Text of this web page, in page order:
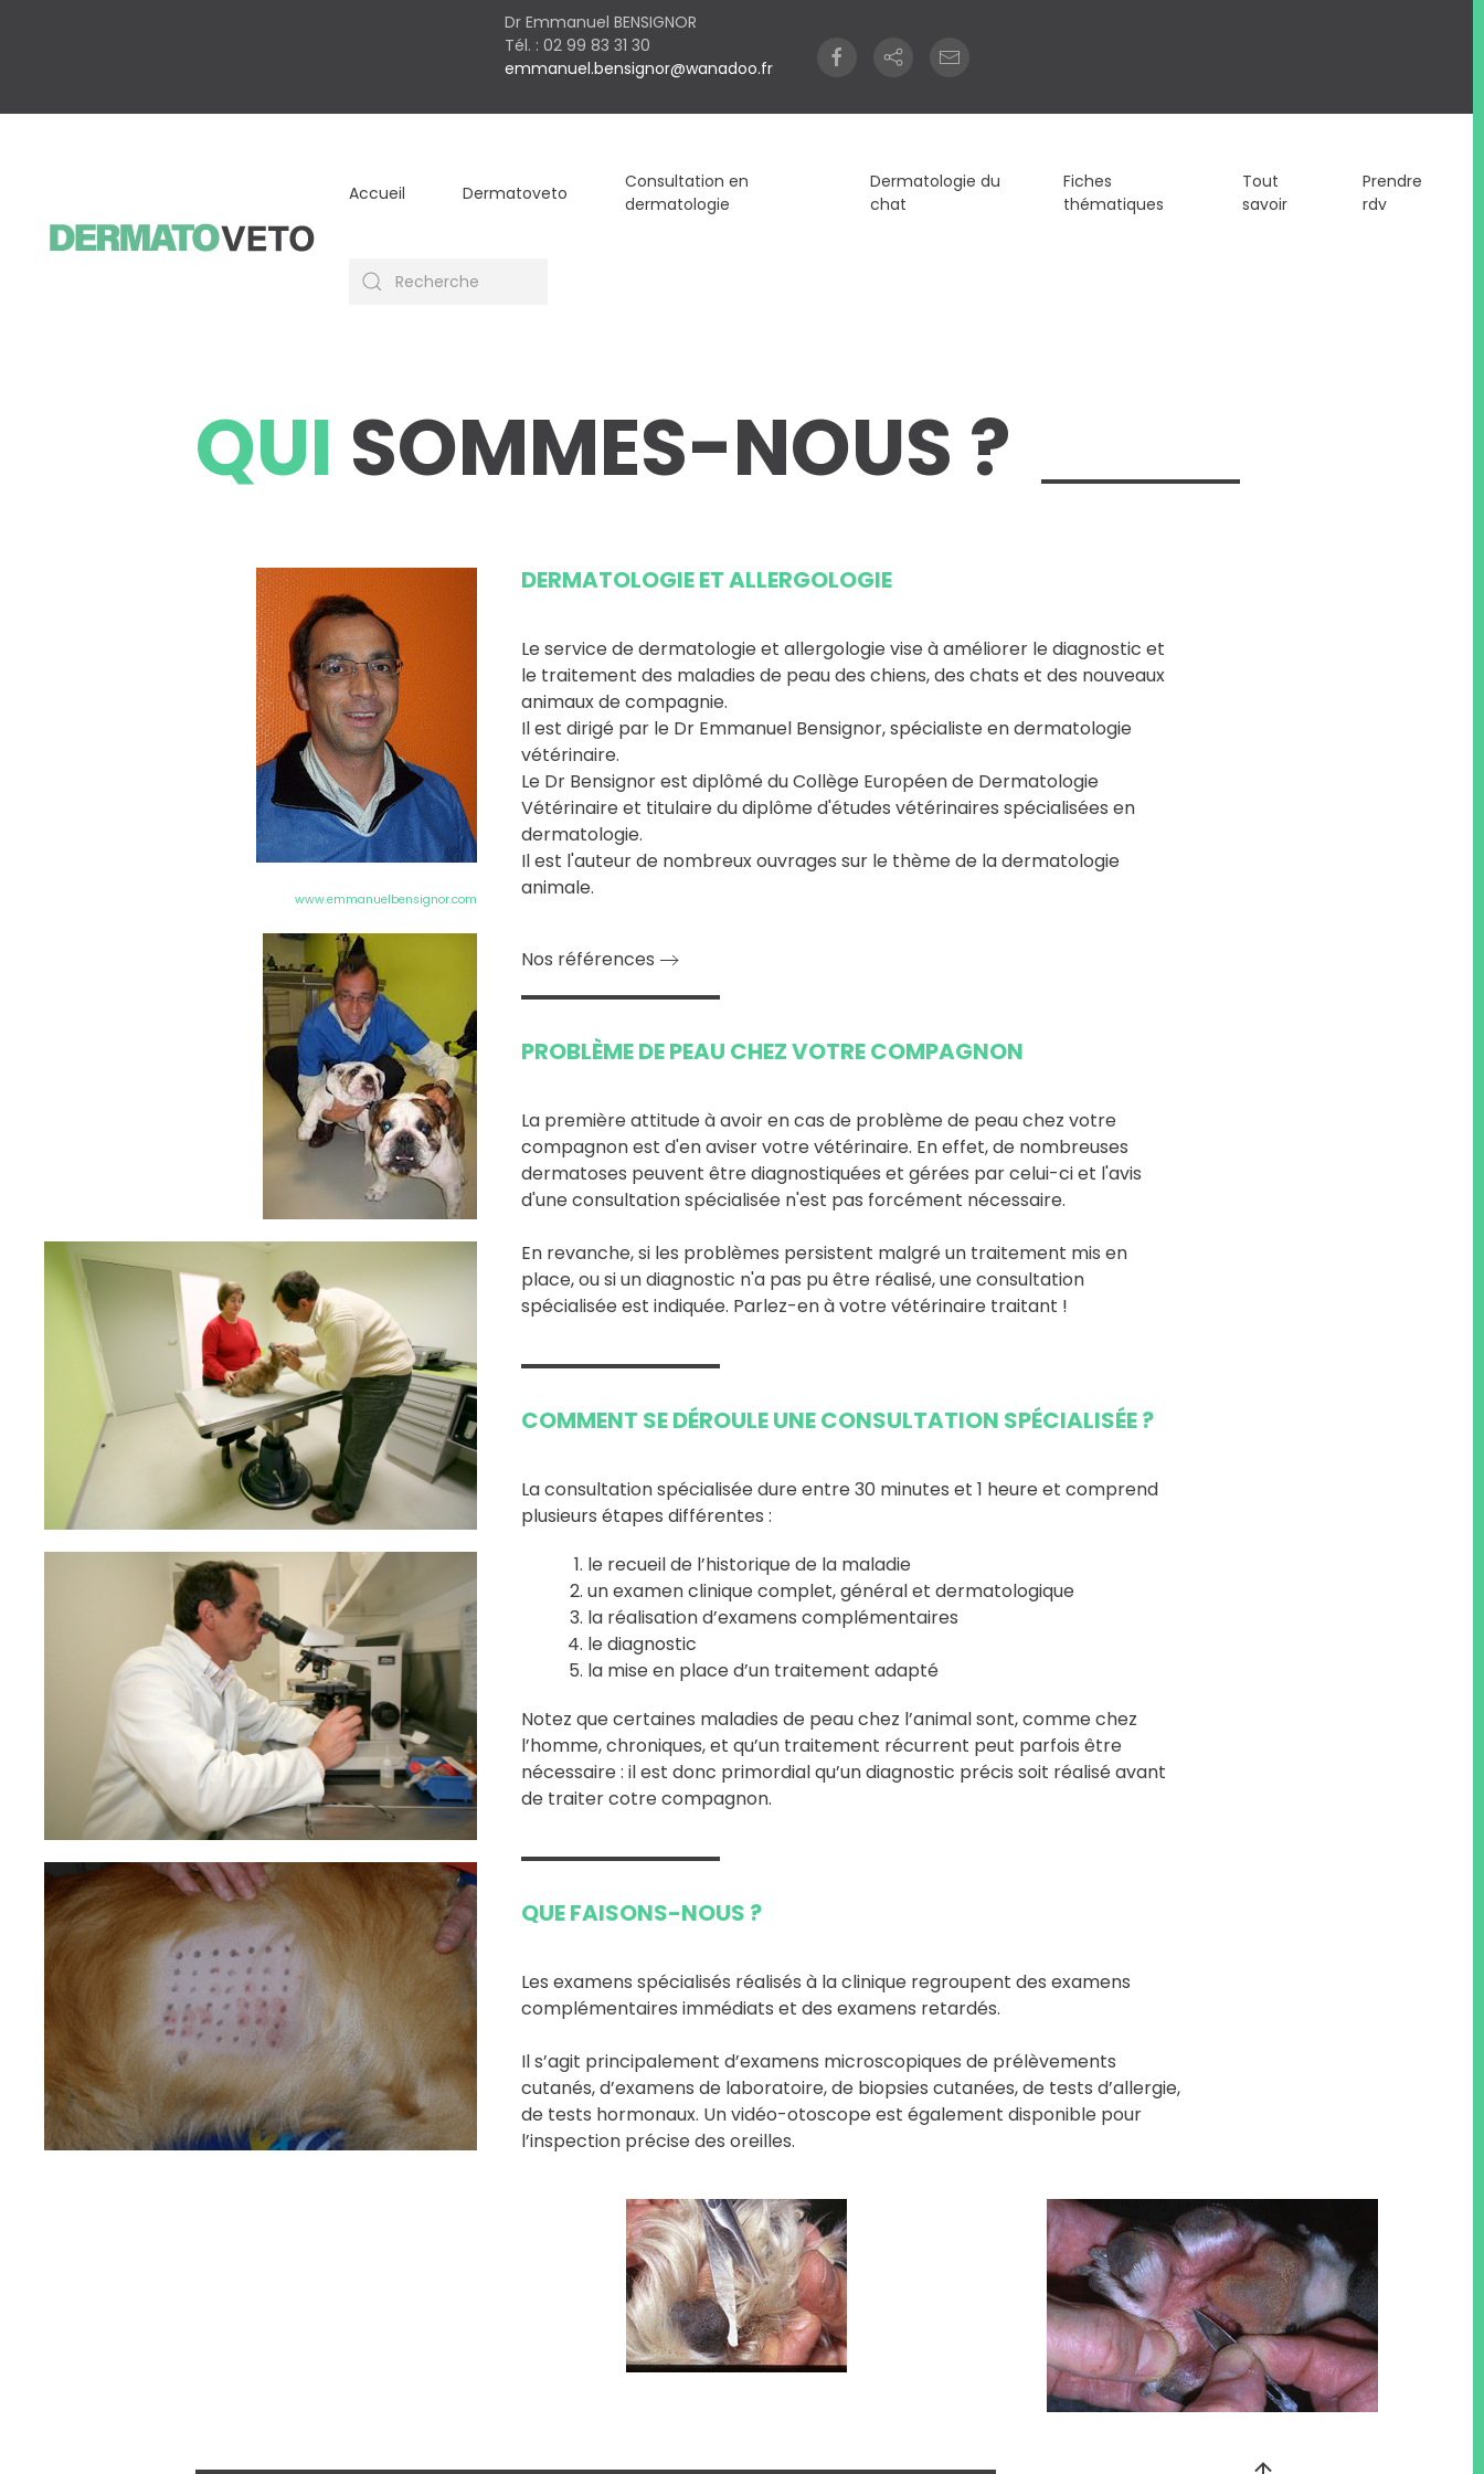
Dr Emmanuel BENSIGNOR
Tél. : 02 99 83 31 30
emmanuel.bensignor@wanadoo.fr
Accueil Dermatoveto
Consultation en
dermatologie
Dermatologie du
chat
Fiches
thématiques
Tout
savoir
Prendre
rdv
QUI SOMMES-NOUS ?
www.emmanuelbensignor.com
DERMATOLOGIE ET ALLERGOLOGIE
Le service de dermatologie et allergologie vise à améliorer le diagnostic et
le traitement des maladies de peau des chiens, des chats et des nouveaux
animaux de compagnie.
Il est dirigé par le Dr Emmanuel Bensignor, spécialiste en dermatologie
vétérinaire.
Le Dr Bensignor est diplômé du Collège Européen de Dermatologie
Vétérinaire et titulaire du diplôme d'études vétérinaires spécialisées en
dermatologie.
Il est l'auteur de nombreux ouvrages sur le thème de la dermatologie
animale.
Nos références
PROBLÈME DE PEAU CHEZ VOTRE COMPAGNON
La première attitude à avoir en cas de problème de peau chez votre
compagnon est d'en aviser votre vétérinaire. En effet, de nombreuses
dermatoses peuvent être diagnostiquées et gérées par celui-ci et l'avis
d'une consultation spécialisée n'est pas forcément nécessaire.
En revanche, si les problèmes persistent malgré un traitement mis en
place, ou si un diagnostic n'a pas pu être réalisé, une consultation
spécialisée est indiquée. Parlez-en à votre vétérinaire traitant !
COMMENT SE DÉROULE UNE CONSULTATION SPÉCIALISÉE ?
La consultation spécialisée dure entre 30 minutes et 1 heure et comprend
plusieurs étapes différentes :
le recueil de l’historique de la maladie
un examen clinique complet, général et dermatologique
la réalisation d’examens complémentaires
le diagnostic
la mise en place d’un traitement adapté
Notez que certaines maladies de peau chez l’animal sont, comme chez
l’homme, chroniques, et qu’un traitement récurrent peut parfois être
nécessaire : il est donc primordial qu’un diagnostic précis soit réalisé avant
de traiter cotre compagnon.
QUE FAISONS-NOUS ?
Les examens spécialisés réalisés à la clinique regroupent des examens
complémentaires immédiats et des examens retardés.
Il s’agit principalement d’examens microscopiques de prélèvements
cutanés, d’examens de laboratoire, de biopsies cutanées, de tests d’allergie,
de tests hormonaux. Un vidéo-otoscope est également disponible pour
l’inspection précise des oreilles.